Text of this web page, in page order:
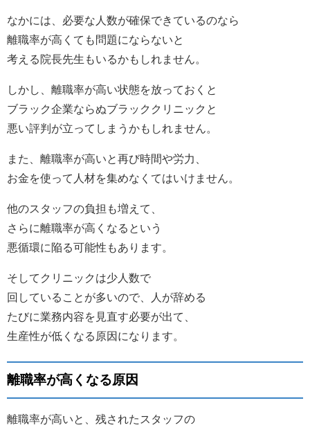
なかには、必要な人数が確保できているのなら
離職率が高くても問題にならないと
考える院長先生もいるかもしれません。
しかし、離職率が高い状態を放っておくと
ブラック企業ならぬブラッククリニックと
悪い評判が立ってしまうかもしれません。
また、離職率が高いと再び時間や労力、
お金を使って人材を集めなくてはいけません。
他のスタッフの負担も増えて、
さらに離職率が高くなるという
悪循環に陥る可能性もあります。
そしてクリニックは少人数で
回していることが多いので、人が辞める
たびに業務内容を見直す必要が出て、
生産性が低くなる原因になります。
離職率が高くなる原因
離職率が高いと、残されたスタッフの